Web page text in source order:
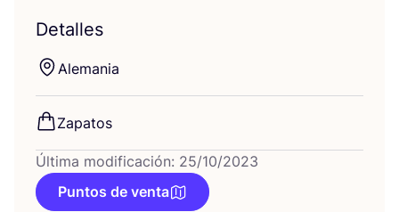
Detalles
Ale­ma­nia
Zapa­tos
Última modificación: 25/10/2023
Puntos de venta